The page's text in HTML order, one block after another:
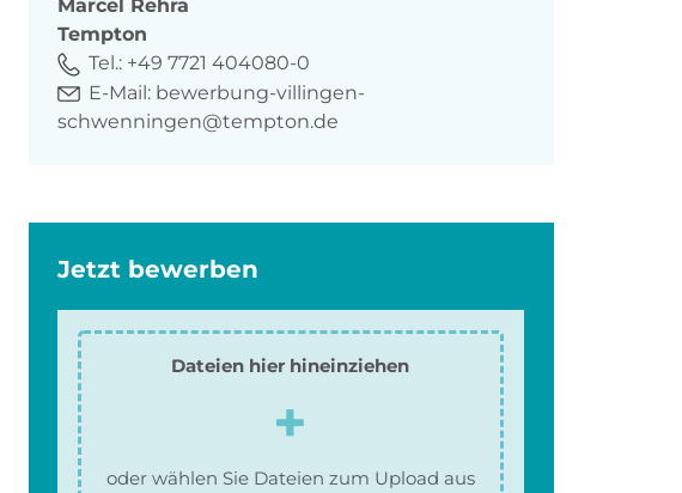
Marcel Rehra
Tempton
Tel.: +49 7721 404080-0
E-Mail: bewerbung-villingen-
schwenningen@tempton.de
Jetzt bewerben
Dateien hier hineinziehen
oder wählen Sie Dateien zum Upload aus